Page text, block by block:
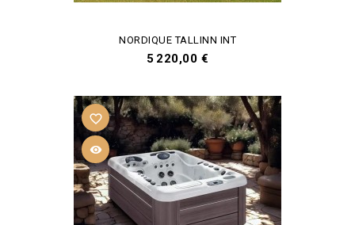
NORDIQUE TALLINN INT
Prix
5 220,00 €

favorite_border